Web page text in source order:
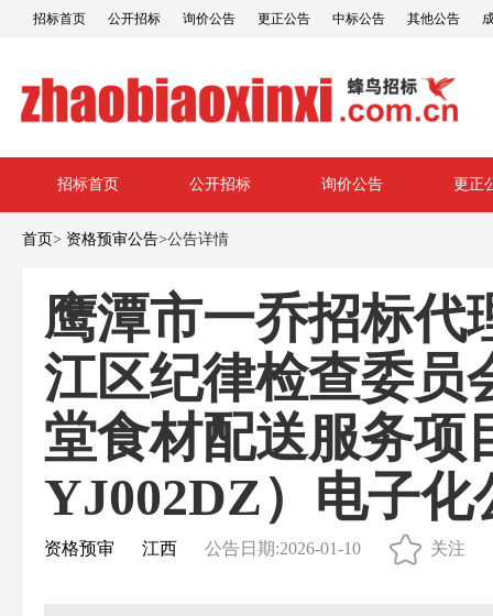
招标首页 公开招标 询价公告 更正公告 中标公告 其他公告
招标首页 公开招标 询价公告 更正
首页> 资格预审公告>公告详情
鹰潭市一乔招标代
江区纪律检查委员
堂食材配送服务项
YJ002DZ）电子化
资格预审 江西 公告日期:2026-01-10 关注